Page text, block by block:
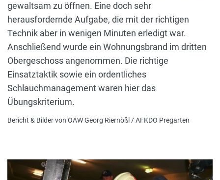
gewaltsam zu öffnen. Eine doch sehr
herausfordernde Aufgabe, die mit der richtigen
Technik aber in wenigen Minuten erledigt war.
Anschließend wurde ein Wohnungsbrand im dritten
Obergeschoss angenommen. Die richtige
Einsatztaktik sowie ein ordentliches
Schlauchmanagement waren hier das
Übungskriterium.
Bericht & Bilder von OAW Georg Riernößl / AFKDO Pregarten